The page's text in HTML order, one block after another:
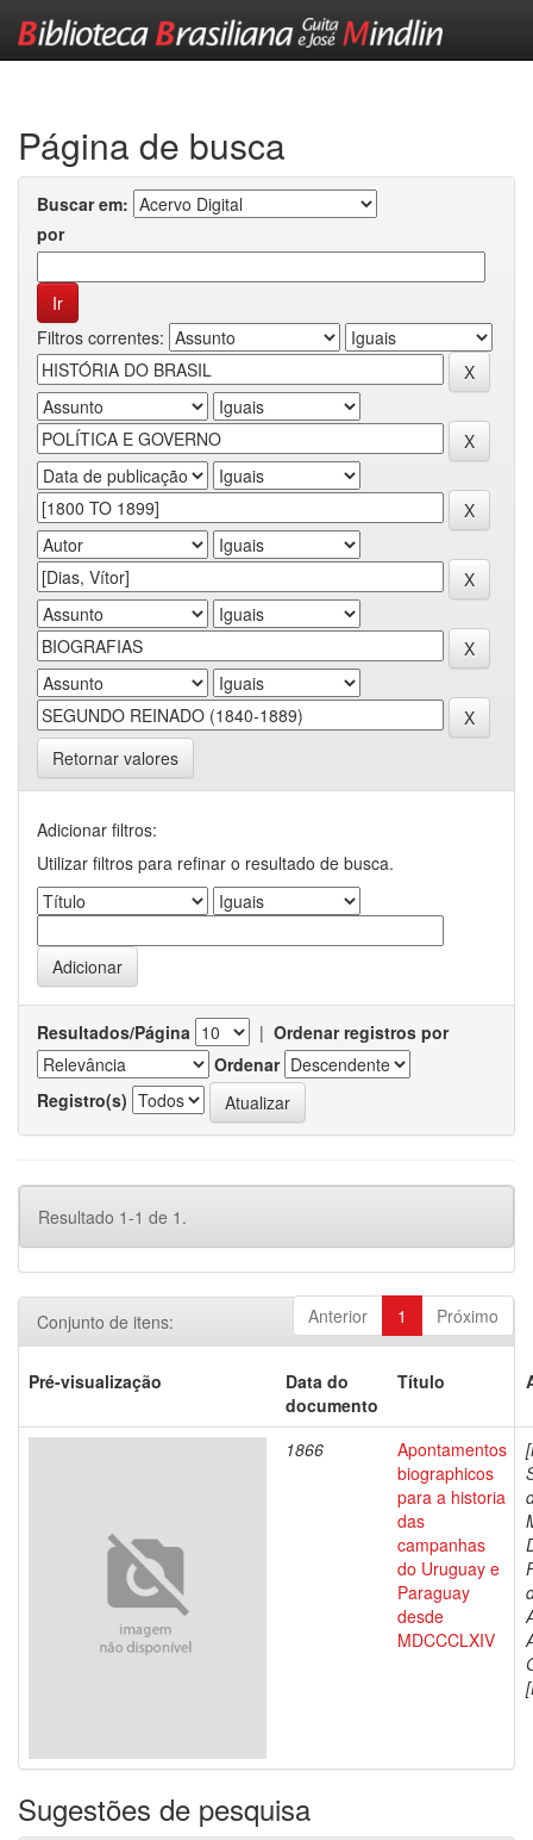
Página de busca
Buscar em:
por
Filtros correntes:
Retornar valores
Adicionar filtros:
Utilizar filtros para refinar o resultado de busca.
Resultados/Página | Ordenar registros por
Ordenar
Registro(s)
Resultado 1-1 de 1.
Anterior 1 Próximo
Conjunto de itens:
Pré-visualização
Data do
documento
Título
1866
Apontamentos
biographicos
para a historia
das
campanhas
do Uruguay e
Paraguay
desde
MDCCCLXIV
Sugestões de pesquisa